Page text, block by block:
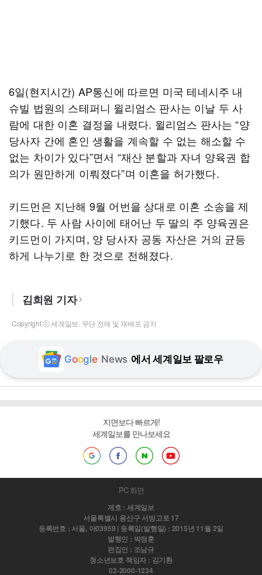
6일(현지시간) AP통신에 따르면 미국 테네시주 내
슈빌 법원의 스테퍼니 윌리엄스 판사는 이날 두 사
람에 대한 이혼 결정을 내렸다. 윌리엄스 판사는 “양
당사자 간에 혼인 생활을 계속할 수 없는 해소할 수
없는 차이가 있다”면서 “재산 분할과 자녀 양육권 합
의가 원만하게 이뤄졌다”며 이혼을 허가했다.
키드먼은 지난해 9월 어번을 상대로 이혼 소송을 제
기했다. 두 사람 사이에 태어난 두 딸의 주 양육권은
키드먼이 가지며, 양 당사자 공동 자산은 거의 균등
하게 나누기로 한 것으로 전해졌다.
김희원 기자
Copyright ⓒ 세계일보. 무단 전재 및 재배포 금지
Google News 에서 세계일보 팔로우
지면보다 빠르게!
세계일보를 만나보세요
PC 화면
제호 : 세계일보
서울특별시 용산구 서빙고로 17
등록번호 : 서울, 아03959 | 등록일(발행일) : 2015년 11월 2일
발행인 : 박정훈
편집인 : 조남규
청소년보호 책임자 : 김기환
02-2000-1234